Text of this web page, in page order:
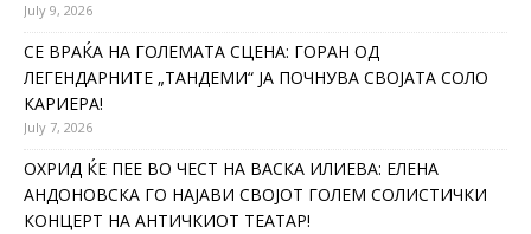
July 9, 2026
СЕ ВРАЌА НА ГОЛЕМАТА СЦЕНА: ГОРАН ОД
ЛЕГЕНДАРНИТЕ „ТАНДЕМИ“ ЈА ПОЧНУВА СВОЈАТА СОЛО
КАРИЕРА!
July 7, 2026
ОХРИД ЌЕ ПЕЕ ВО ЧЕСТ НА ВАСКА ИЛИЕВА: ЕЛЕНА
АНДОНОВСКА ГО НАЈАВИ СВОЈОТ ГОЛЕМ СОЛИСТИЧКИ
КОНЦЕРТ НА АНТИЧКИОТ ТЕАТАР!